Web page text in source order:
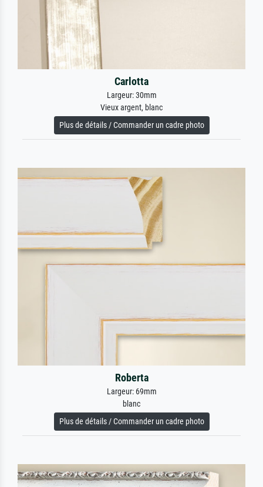
Carlotta
Largeur: 30mm
Vieux argent, blanc
Plus de détails / Commander un cadre photo
Roberta
Largeur: 69mm
blanc
Plus de détails / Commander un cadre photo